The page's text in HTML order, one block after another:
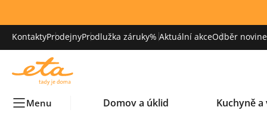
KontaktyProdejnyProdlužka záruky% Aktuální akceOdběr
Menu Domov a úklid Kuchyně